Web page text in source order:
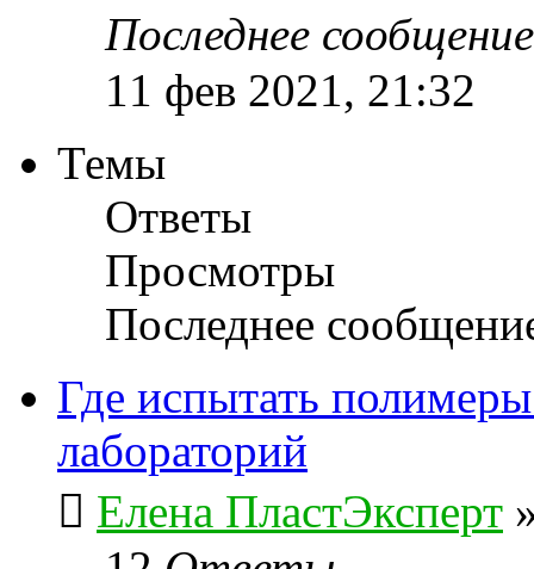
Последнее
11 фев 2021, 21:32
Темы
Ответы
Просмотры
Последнее
Где испытать
лабораторий
Елена ПластЭксперт